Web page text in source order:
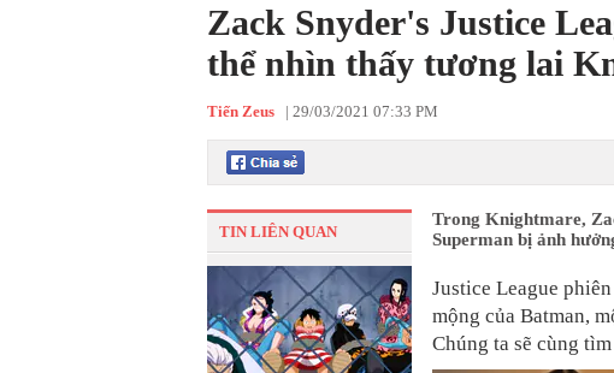
Zack Snyder's Justice
thể nhìn thấy tương lai
Tiến Zeus | 29/03/2021 07:33 PM
TIN LIÊN QUAN
Trong Knightmare,
Superman bị ảnh
Justice League
mộng của Batman,
Chúng ta sẽ cùng